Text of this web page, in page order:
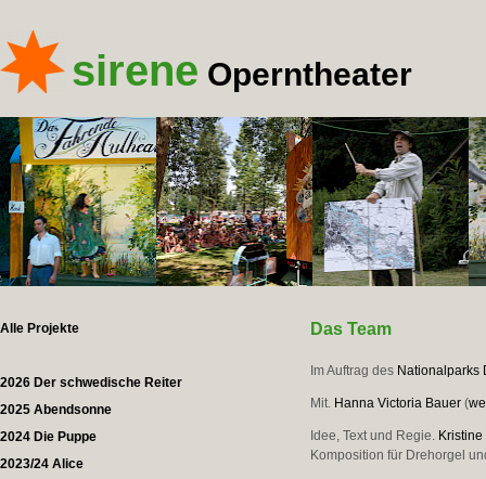
sirene Operntheater
Alle Projekte
2026 Der schwedische Reiter
2025 Abendsonne
2024 Die Puppe
2023/24 Alice
Das Team
Im Auftrag des Nationalparks
Mit. Hanna Victoria Bauer (
Idee, Text und Regie.
Komposition für Drehorgel